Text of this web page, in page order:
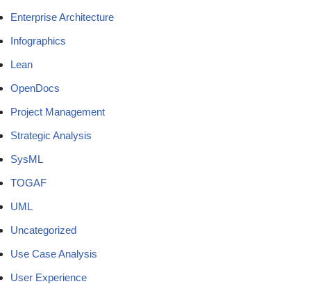
Enterprise Architecture
Infographics
Lean
OpenDocs
Project Management
Strategic Analysis
SysML
TOGAF
UML
Uncategorized
Use Case Analysis
User Experience